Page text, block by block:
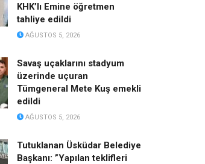
KHK’lı Emine öğretmen
tahliye edildi
AĞUSTOS 5, 2026
Savaş uçaklarını stadyum
üzerinde uçuran
Tümgeneral Mete Kuş emekli
edildi
AĞUSTOS 5, 2026
Tutuklanan Üsküdar Belediye
Başkanı: ”Yapılan teklifleri